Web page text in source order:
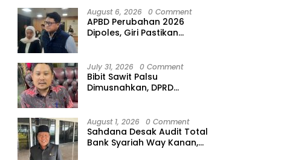
August 6, 2026 0 Comment
APBD Perubahan 2026
Dipoles, Giri Pastikan
July 31, 2026 0 Comment
Bibit Sawit Palsu
Dimusnahkan, DPRD
August 1, 2026 0 Comment
Sahdana Desak Audit Total
Bank Syariah Way Kanan,